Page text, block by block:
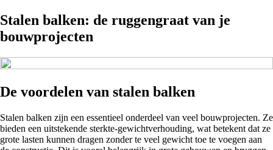
Stalen balken: de ruggengraat van je
bouwprojecten
De voordelen van stalen balken
Stalen balken zijn een essentieel onderdeel van veel bouwprojecten. Ze
bieden een uitstekende sterkte-gewichtverhouding, wat betekent dat ze
grote lasten kunnen dragen zonder te veel gewicht toe te voegen aan